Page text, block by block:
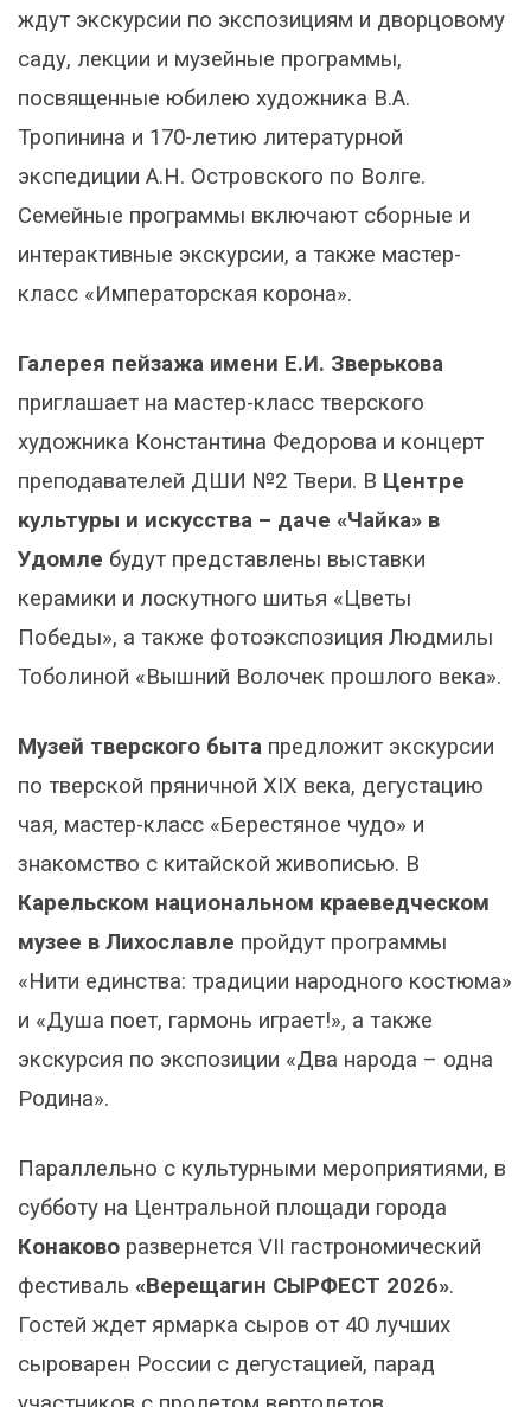
ждут экскурсии по экспозициям и дворцовому
саду, лекции и музейные программы,
посвященные юбилею художника В.А.
Тропинина и 170-летию литературной
экспедиции А.Н. Островского по Волге.
Семейные программы включают сборные и
интерактивные экскурсии, а также мастер-
класс «Императорская корона».
Галерея пейзажа имени Е.И. Зверькова
приглашает на мастер-класс тверского
художника Константина Федорова и концерт
преподавателей ДШИ №2 Твери. В Центре
культуры и искусства – даче «Чайка» в
Удомле будут представлены выставки
керамики и лоскутного шитья «Цветы
Победы», а также фотоэкспозиция Людмилы
Тоболиной «Вышний Волочек прошлого века».
Музей тверского быта предложит экскурсии
по тверской пряничной XIX века, дегустацию
чая, мастер-класс «Берестяное чудо» и
знакомство с китайской живописью. В
Карельском национальном краеведческом
музее в Лихославле пройдут программы
«Нити единства: традиции народного костюма»
и «Душа поет, гармонь играет!», а также
экскурсия по экспозиции «Два народа – одна
Родина».
Параллельно с культурными мероприятиями, в
субботу на Центральной площади города
Конаково развернется VII гастрономический
фестиваль «Верещагин СЫРФЕСТ 2026».
Гостей ждет ярмарка сыров от 40 лучших
сыроварен России с дегустацией, парад